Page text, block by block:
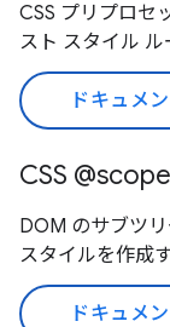
CSS プリプロセ
スト スタイル ル
ドキュメ
CSS @scope
DOM のサブツ
スタイルを作成
ドキュメ